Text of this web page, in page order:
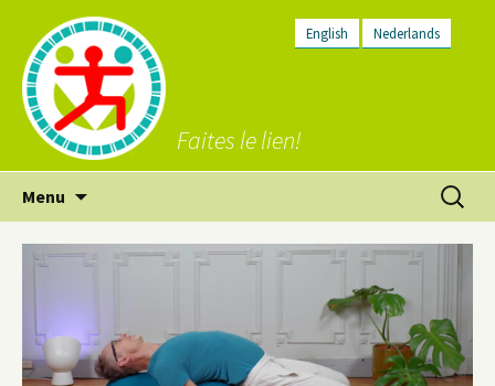
English Nederlands
Faites le lien!
Menu